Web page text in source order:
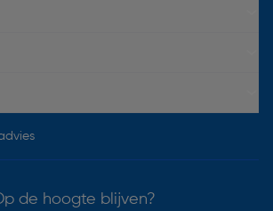
de hoogte blijven?